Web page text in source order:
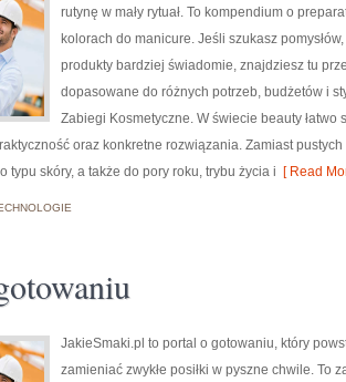
rutynę w mały rytuał. To kompendium o
kolorach do manicure. Jeśli szukasz
produkty bardziej świadomie, znajdziesz tu
dopasowane do różnych potrzeb, budżetów i
Zabiegi Kosmetyczne. W świecie beauty
oraz konkretne rozwiązania. Zamiast
typu skóry, a także do pory roku, trybu życia i [ Read
JakieSmaki.pl to portal o gotowaniu, który
zamieniać zwykłe posiłki w pyszne chwile. To